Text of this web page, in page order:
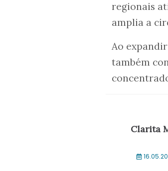
regionais
amplia a
Ao
também
Clarita